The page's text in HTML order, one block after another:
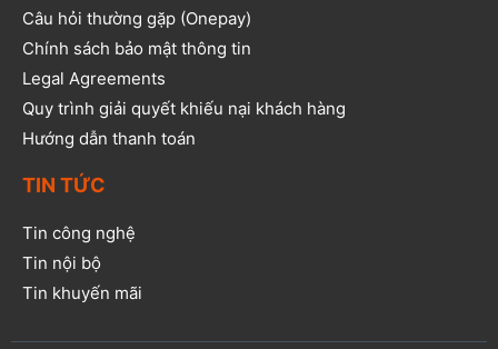
Câu hỏi thường gặp (Onepay)
Chính sách bảo mật thông tin
Legal Agreements
Quy trình giải quyết khiếu nại khách hàng
Hướng dẫn thanh toán
TIN TỨC
Tin công nghệ
Tin nội bộ
Tin khuyến mãi